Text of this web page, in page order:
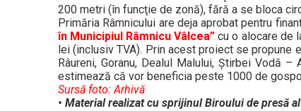
200 metri (în funcţie de zonă), fără a se bloca
Primăria Râmnicului are deja aprobat pentru
în Municipiul Râmnicu Vâlcea” cu o alocare de
lei (inclusiv TVA). Prin acest proiect se propune
Râureni, Goranu, Dealul Malului, Ştirbei Vodă
estimează că vor beneficia peste 1000 de
Sursă foto: Arhivă
• Material realizat cu sprijinul Biroului de presă